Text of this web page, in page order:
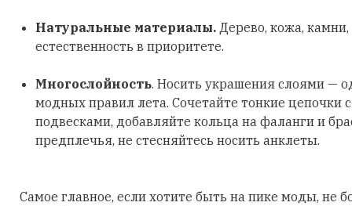
Натуральные материалы. Дерево, кожа,
естественность в приоритете.
Многослойность. Носить украшения слоями —
модных правил лета. Сочетайте тонкие цепочки
подвесками, добавляйте кольца на фаланги и
предплечья, не стесняйтесь носить анклеты.
Самое главное, если хотите быть на пике моды, не